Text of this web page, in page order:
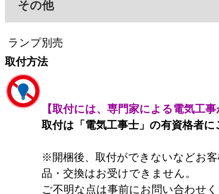
その他
ランプ別売
取付方法
【取付には、専門家による電気工
取付は「電気工事士」の有資格者
※開梱後、取付ができないなどお
品・交換はお受けできません。
ご不明な点は事前にお問い合わせ